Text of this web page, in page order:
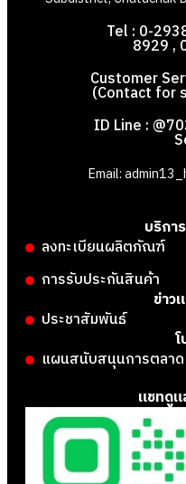
Tel : 0-
8929 ,
Customer
(Contact for
ID Line :
Email:
บริกา
ลงทะเบียนผลิตภัณฑ์
การรับประกันสินค้า
ข่าว
ประชาสัมพันธ์
แผนสนับสนุนการตลาด
แชทดู